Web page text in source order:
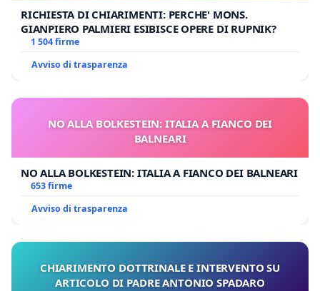
RICHIESTA DI CHIARIMENTI: PERCHE' MONS.
GIANPIERO PALMIERI ESIBISCE OPERE DI RUPNIK?
1 504 firme
Avviso di trasparenza
NO ALLA BOLKESTEIN: ITALIA A FIANCO DEI
BALNEARI
NO ALLA BOLKESTEIN: ITALIA A FIANCO DEI BALNEARI
653 firme
Avviso di trasparenza
CHIARIMENTO DOTTRINALE E INTERVENTO SU
ARTICOLO DI PADRE ANTONIO SPADARO